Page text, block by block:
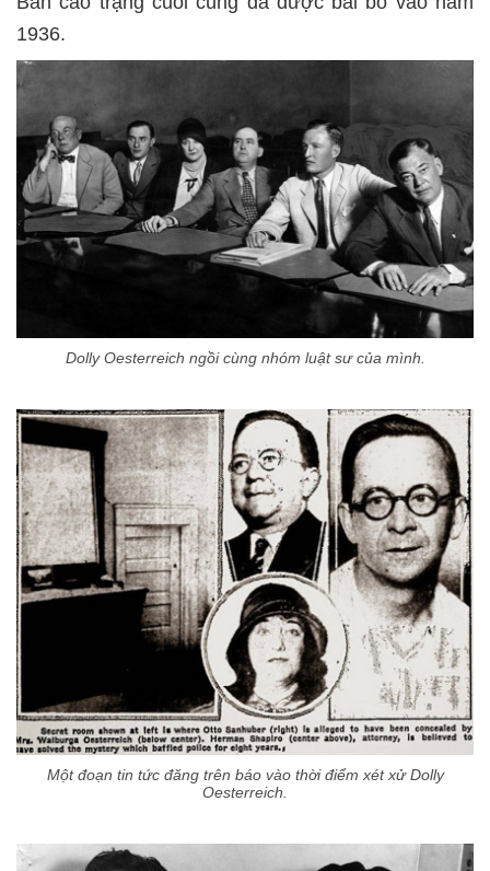
1936.
Dolly Oesterreich ngồi cùng nhóm luật sư của mình.
Một đoạn tin tức đăng trên báo vào thời điểm xét xử Dolly
Oesterreich.